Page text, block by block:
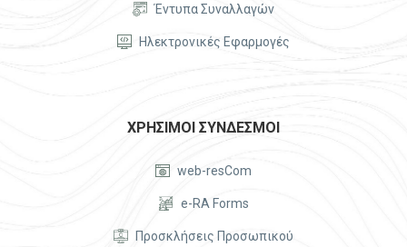

 Έντυπα Συναλλαγών

 Ηλεκτρονικές Εφαρμογές
ΧΡΗΣΙΜΟΙ ΣΥΝΔΕΣΜΟΙ

 web-resCom

 e-RA Forms

 Προσκλήσεις Προσωπικού